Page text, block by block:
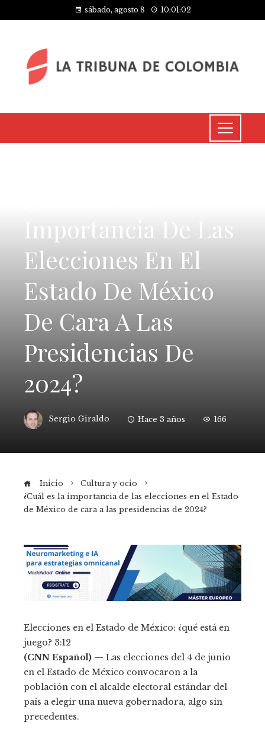
sábado, agosto 8 10:01:02
Importancia De Las
Elecciones En El
Estado De México
De Cara A Las
Presidencias De
2024?
Sergio Giraldo Hace 3 años 166
Inicio
Cultura y ocio
¿Cuál es la importancia de las elecciones en el Estado
de México de cara a las presidencias de 2024?
Elecciones en el Estado de México: ¿qué está en
juego? 3:12
(CNN Español) — Las elecciones del 4 de junio
en el Estado de México convocaron a la
población con el alcalde electoral estándar del
país a elegir una nueva gobernadora, algo sin
precedentes.